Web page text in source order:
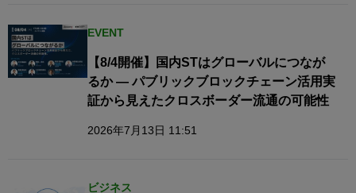
EVENT
【8/4開催】国内STはグローバルにつなが
るか — パブリックブロックチェーン活用実
証から見えたクロスボーダー流通の可能性
2026年7月13日 11:51
ビジネス